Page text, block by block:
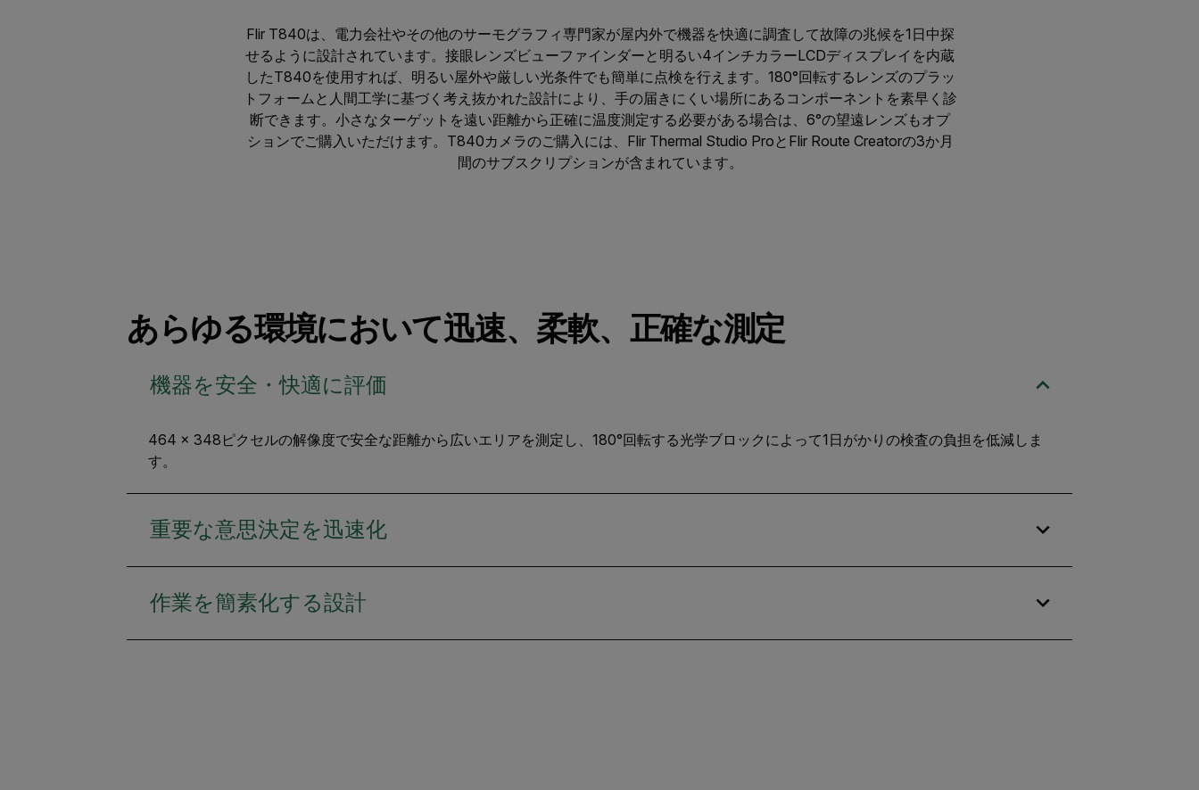
Flir T840は、電力会社やその他のサーモグラフィ専門家が屋内外で機器を快適に調査して故障の兆候を1日中探
せるように設計されています。接眼レンズビューファインダーと明るい4インチカラーLCDディスプレイを内蔵
したT840を使用すれば、明るい屋外や厳しい光条件でも簡単に点検を行えます。180°回転するレンズのプラッ
トフォームと人間工学に基づく考え抜かれた設計により、手の届きにくい場所にあるコンポーネントを素早く診
断できます。小さなターゲットを遠い距離から正確に温度測定する必要がある場合は、6°の望遠レンズもオプ
ションでご購入いただけます。T840カメラのご購入には、Flir Thermal Studio ProとFlir Route Creatorの3か月
間のサブスクリプションが含まれています。
あらゆる環境において迅速、柔軟、正確な測定
機器を安全・快適に評価
464 × 348ピクセルの解像度で安全な距離から広いエリアを測定し、180°回転する光学ブロックによって1日がかりの検査の負担を低減しま
す。
重要な意思決定を迅速化
作業を簡素化する設計